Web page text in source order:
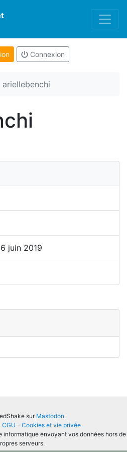
Connexion
ariellebenchi
juin 2019
sur Mastodon.
CGU - Cookies et vie privée
envoyant vos données hors de
serveurs.